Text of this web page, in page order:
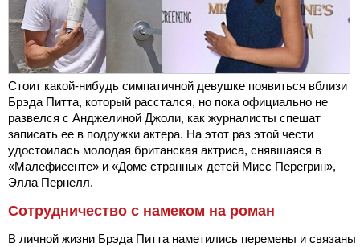
Стоит какой-нибудь симпатичной девушке появиться вблизи
Брэда Питта, который расстался, но пока официально не
развелся с Анджелиной Джоли, как журналисты спешат
записать ее в подружки актера. На этот раз этой чести
удостоилась молодая британская актриса, снявшаяся в
«Малефисенте» и «Доме странных детей Мисс Перегрин»,
Элла Пернелл.
Сотрудничество с намеком на роман
В личной жизни Брэда Питта наметились перемены и связаны